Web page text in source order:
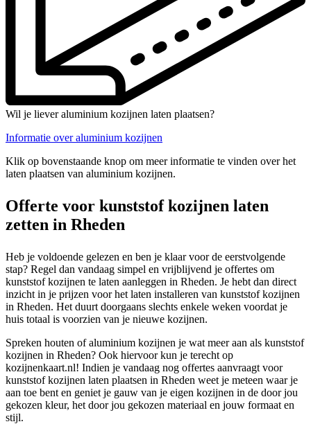
Wil je liever aluminium kozijnen laten plaatsen?
Informatie over aluminium kozijnen
Klik op bovenstaande knop om meer informatie te vinden over het
laten plaatsen van aluminium kozijnen.
Offerte voor kunststof kozijnen laten
zetten in Rheden
Heb je voldoende gelezen en ben je klaar voor de eerstvolgende
stap? Regel dan vandaag simpel en vrijblijvend je offertes om
kunststof kozijnen te laten aanleggen in Rheden. Je hebt dan direct
inzicht in je prijzen voor het laten installeren van kunststof kozijnen
in Rheden. Het duurt doorgaans slechts enkele weken voordat je
huis totaal is voorzien van je nieuwe kozijnen.
Spreken houten of aluminium kozijnen je wat meer aan als kunststof
kozijnen in Rheden? Ook hiervoor kun je terecht op
kozijnenkaart.nl! Indien je vandaag nog offertes aanvraagt voor
kunststof kozijnen laten plaatsen in Rheden weet je meteen waar je
aan toe bent en geniet je gauw van je eigen kozijnen in de door jou
gekozen kleur, het door jou gekozen materiaal en jouw formaat en
stijl.